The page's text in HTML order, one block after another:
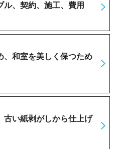
ル、契約、施工、費用
、和室を美しく保つため
古い紙剥がしから仕上げ